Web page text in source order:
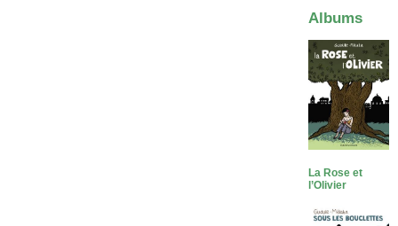
Albums
La Rose et
l’Olivier